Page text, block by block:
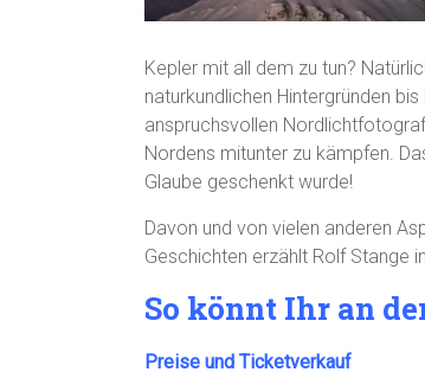
Kepler mit all dem zu tun?
naturkundlichen Hintergründen
anspruchsvollen
Nordens mitunter zu kämpfen.
Glaube geschenkt wurde!
Davon und von vielen anderen
Geschichten erzählt Rolf Stange
So könnt Ihr an
Preise und Ticketverkauf